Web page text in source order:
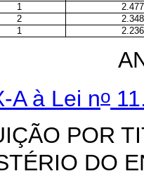
1
2
1
A à Lei no
POR
DO